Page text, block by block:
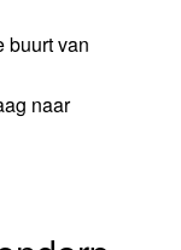
buurt van
naar